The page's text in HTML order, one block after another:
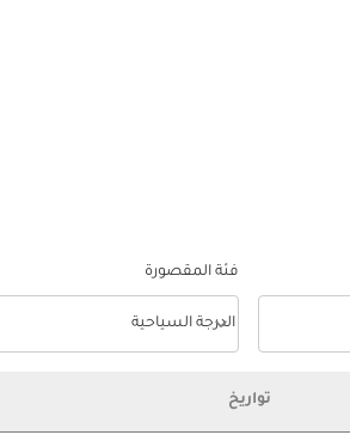
فئة المقصورة
فئة المقصورة option الدرجة السياحية Selected
الدرجة السياحية
keyboard_arrow_down
تواريخ